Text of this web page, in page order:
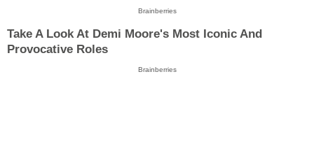
Brainberries
Take A Look At Demi Moore's Most Iconic And
Provocative Roles
Brainberries